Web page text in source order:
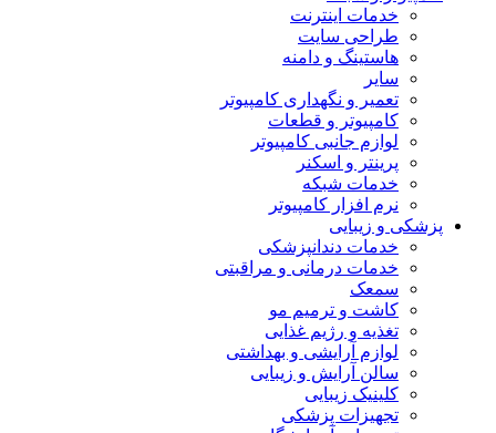
خدمات اینترنت
طراحی سایت
هاستینگ و دامنه
سایر
تعمیر و نگهداری کامپیوتر
کامپیوتر و قطعات
لوازم جانبی کامپیوتر
پرینتر و اسکنر
خدمات شبکه
نرم افزار کامپیوتر
پزشکی و زیبایی
خدمات دندانپزشکی
خدمات درمانی و مراقبتی
سمعک
کاشت و ترمیم مو
تغذیه و رژیم غذایی
لوازم آرایشی و بهداشتی
سالن آرایش و زیبایی
کلینیک زیبایی
تجهیزات پزشکی